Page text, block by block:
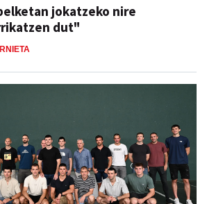
jokatzeko nire
dut"